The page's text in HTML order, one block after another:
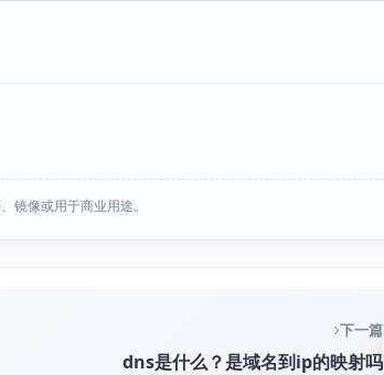
镜像或用于商业用途。
下一篇
dns是什么？是域名到ip的映射吗